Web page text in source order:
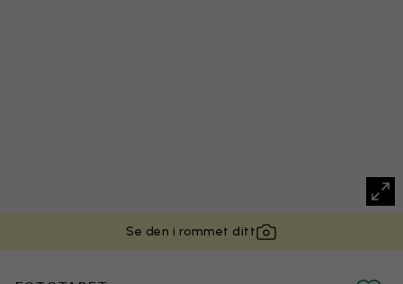
Se den i rommet ditt